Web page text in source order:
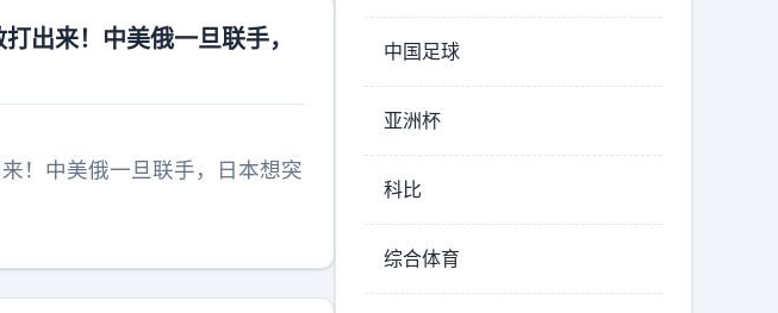
出来！中美俄一旦联手，
！中美俄一旦联手，日本想突
中国足球
亚洲杯
科比
综合体育